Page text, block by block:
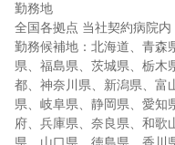
勤務地
全国各拠点 当社契約病院内
勤務候補地：北海道、青森
県、福島県、茨城県、栃木
都、神奈川県、新潟県、富
県、岐阜県、静岡県、愛知
府、兵庫県、奈良県、和歌